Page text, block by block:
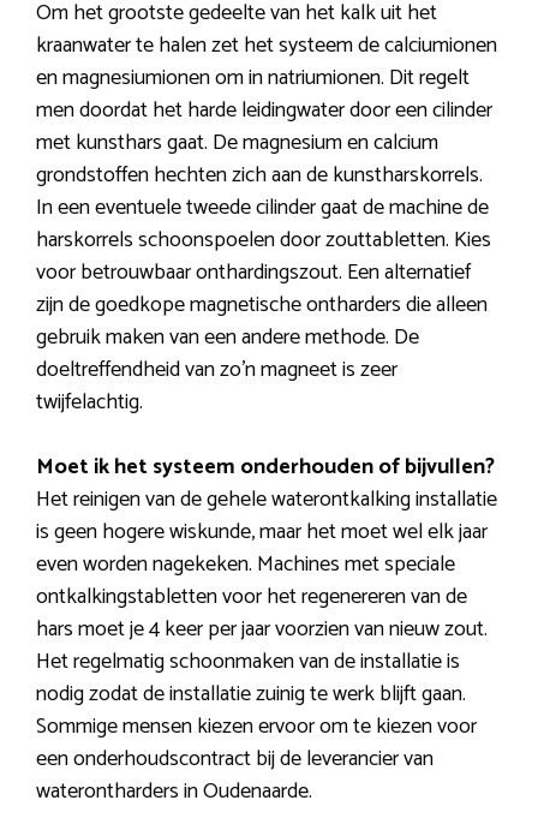
Om het grootste gedeelte van het kalk uit het
kraanwater te halen zet het systeem de calciumionen
en magnesiumionen om in natriumionen. Dit regelt
men doordat het harde leidingwater door een cilinder
met kunsthars gaat. De magnesium en calcium
grondstoffen hechten zich aan de kunstharskorrels.
In een eventuele tweede cilinder gaat de machine de
harskorrels schoonspoelen door zouttabletten. Kies
voor betrouwbaar onthardingszout. Een alternatief
zijn de goedkope magnetische ontharders die alleen
gebruik maken van een andere methode. De
doeltreffendheid van zo’n magneet is zeer
twijfelachtig.
Moet ik het systeem onderhouden of bijvullen?
Het reinigen van de gehele waterontkalking installatie
is geen hogere wiskunde, maar het moet wel elk jaar
even worden nagekeken. Machines met speciale
ontkalkingstabletten voor het regenereren van de
hars moet je 4 keer per jaar voorzien van nieuw zout.
Het regelmatig schoonmaken van de installatie is
nodig zodat de installatie zuinig te werk blijft gaan.
Sommige mensen kiezen ervoor om te kiezen voor
een onderhoudscontract bij de leverancier van
waterontharders in Oudenaarde.